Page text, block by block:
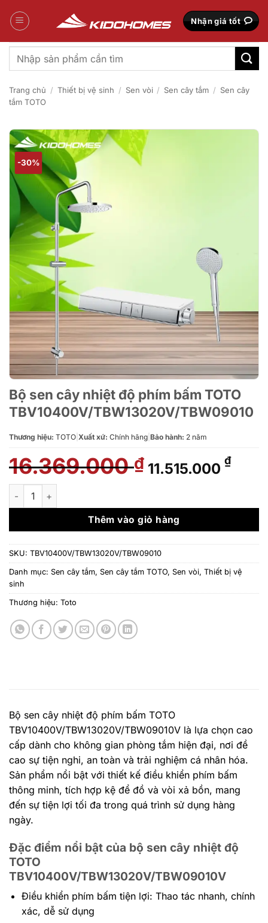
qua
Nhận giá tốt
Tìm
kiếm:
Trang chủ / Thiết bị vệ sinh / Sen vòi / Sen cây tắm / Sen cây
tắm TOTO
-30%
Bộ sen cây nhiệt độ phím bấm TOTO
TBV10400V/TBW13020V/TBW09010
Thương hiệu: TOTO Xuất xứ: Chính hãng Bảo hành: 2 năm
16.369.000₫ Giá
gốc
16.369.000 ₫.
11.515.000 ₫Giá
là:
Bộ sen cây nhiệt độ phím bấm TOTO TBV10400V/
Thêm vào giỏ hàng
SKU: TBV10400V/TBW13020V/TBW09010
Danh mục: Sen cây tắm, Sen cây tắm TOTO, Sen vòi, Thiết bị vệ
sinh
Thương hiệu: Toto
Bộ sen cây nhiệt độ phím bấm TOTO
TBV10400V/TBW13020V/TBW09010V là lựa chọn cao
cấp dành cho không gian phòng tắm hiện đại, nơi đề
cao sự tiện nghi, an toàn và trải nghiệm cá nhân hóa.
Sản phẩm nổi bật với thiết kế điều khiển phím bấm
thông minh, tích hợp kệ để đồ và vòi xả bồn, mang
đến sự tiện lợi tối đa trong quá trình sử dụng hàng
ngày.
Đặc điểm nổi bật của bộ sen cây nhiệt độ
TOTO
TBV10400V/TBW13020V/TBW09010V
Điều khiển phím bấm tiện lợi: Thao tác nhanh, chính
xác, dễ sử dụng